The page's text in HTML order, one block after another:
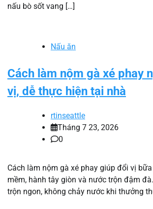
nấu bò sốt vang […]
Nấu ăn
Cách làm nộm gà xé phay
vị, dễ thực hiện tại nhà
rtinseattle
Tháng 7 23, 2026
0
Cách làm nộm gà xé phay giúp đổi vị
mềm, hành tây giòn và nước trộn đậm
trộn ngon, không chảy nước khi thưởng